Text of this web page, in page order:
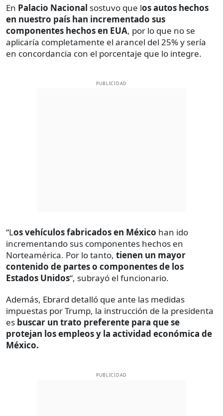
En Palacio Nacional sostuvo que los autos hechos
en nuestro país han incrementado sus
componentes hechos en EUA, por lo que no se
aplicaría completamente el arancel del 25% y sería
en concordancia con el porcentaje que lo integre.
PUBLICIDAD
“Los vehículos fabricados en México han ido
incrementando sus componentes hechos en
Norteamérica. Por lo tanto, tienen un mayor
contenido de partes o componentes de los
Estados Unidos“, subrayó el funcionario.
Además, Ebrard detalló que ante las medidas
impuestas por Trump, la instrucción de la presidenta
es buscar un trato preferente para que se
protejan los empleos y la actividad económica de
México.
PUBLICIDAD